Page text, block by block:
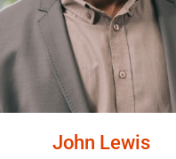
John Lewis